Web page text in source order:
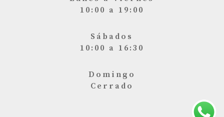
10:00 a 19:00
Sábados
10:00 a 16:30
Domingo
Cerrado